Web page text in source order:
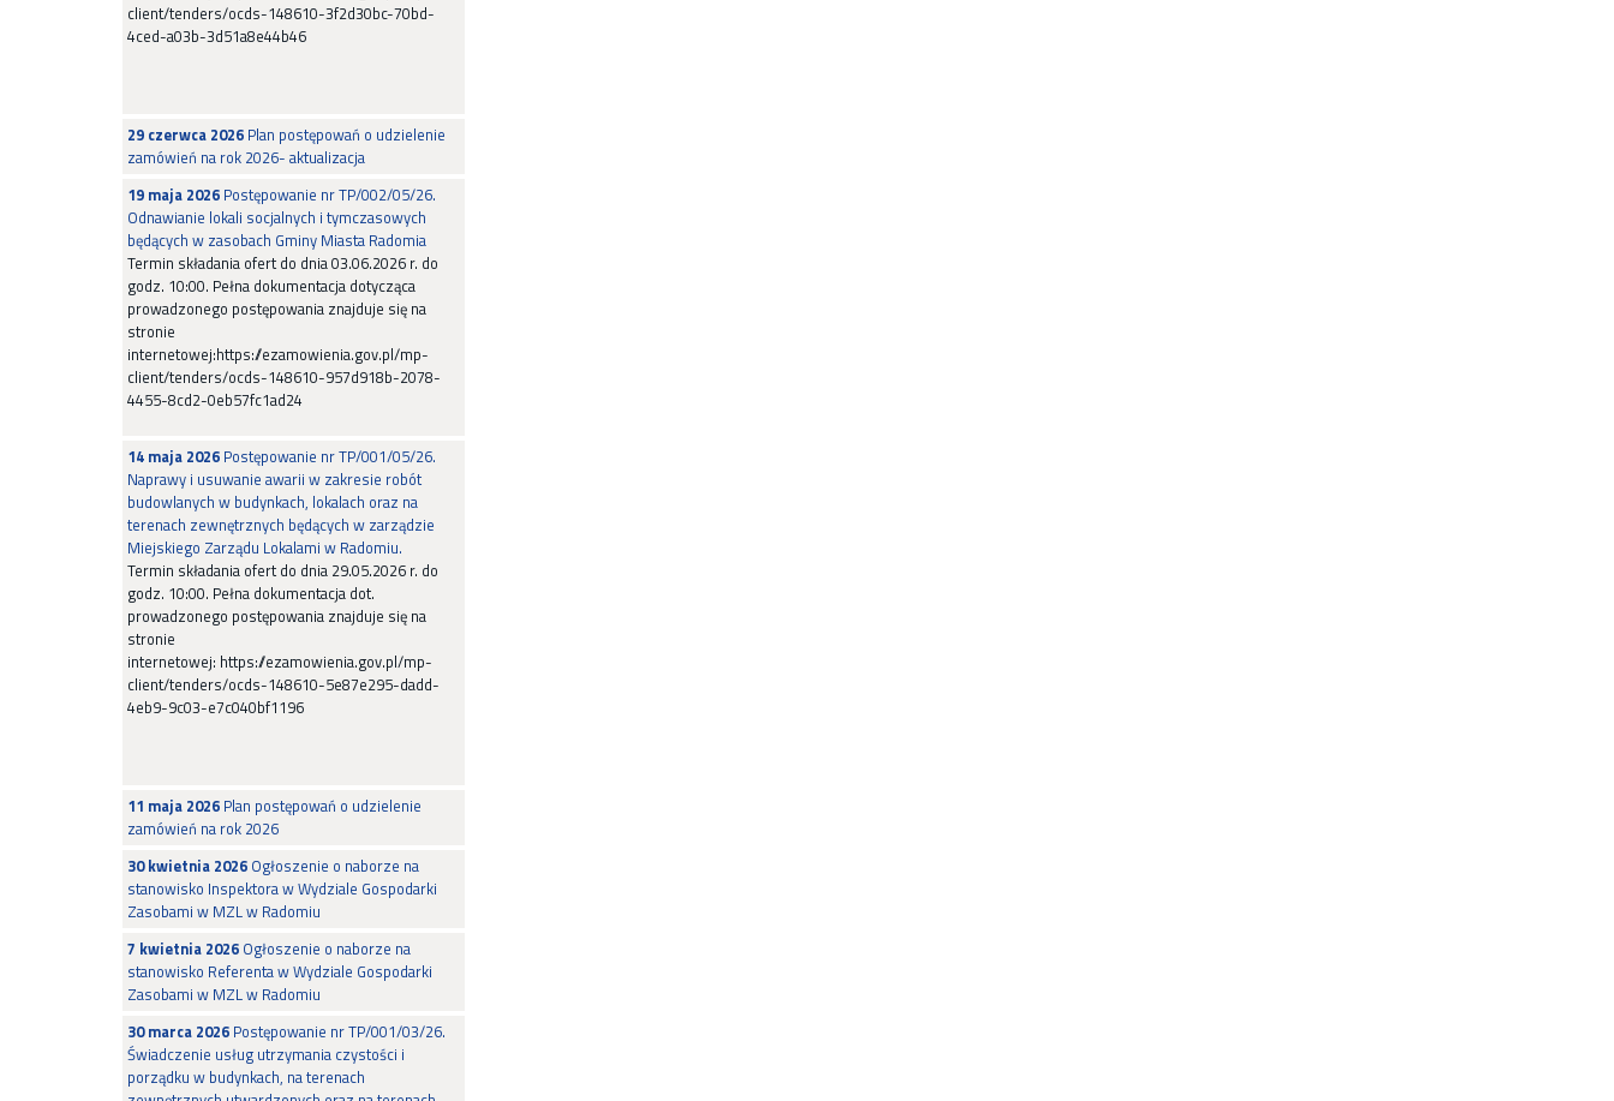
client/tenders/ocds-148610-3f2d30bc-70bd-
4ced-a03b-3d51a8e44b46
29 czerwca 2026 Plan postępowań o udzielenie
zamówień na rok 2026- aktualizacja
19 maja 2026 Postępowanie nr TP/002/05/26.
Odnawianie lokali socjalnych i tymczasowych
będących w zasobach Gminy Miasta Radomia
Termin składania ofert do dnia 03.06.2026 r. do
godz. 10:00. Pełna dokumentacja dotycząca
prowadzonego postępowania znajduje się na
stronie
internetowej:https://ezamowienia.gov.pl/mp-
client/tenders/ocds-148610-957d918b-2078-
4455-8cd2-0eb57fc1ad24
14 maja 2026 Postępowanie nr TP/001/05/26.
Naprawy i usuwanie awarii w zakresie robót
budowlanych w budynkach, lokalach oraz na
terenach zewnętrznych będących w zarządzie
Miejskiego Zarządu Lokalami w Radomiu.
Termin składania ofert do dnia 29.05.2026 r. do
godz. 10:00. Pełna dokumentacja dot.
prowadzonego postępowania znajduje się na
stronie
internetowej: https://ezamowienia.gov.pl/mp-
client/tenders/ocds-148610-5e87e295-dadd-
4eb9-9c03-e7c040bf1196
11 maja 2026 Plan postępowań o udzielenie
zamówień na rok 2026
30 kwietnia 2026 Ogłoszenie o naborze na
stanowisko Inspektora w Wydziale Gospodarki
Zasobami w MZL w Radomiu
7 kwietnia 2026 Ogłoszenie o naborze na
stanowisko Referenta w Wydziale Gospodarki
Zasobami w MZL w Radomiu
30 marca 2026 Postępowanie nr TP/001/03/26.
Świadczenie usług utrzymania czystości i
porządku w budynkach, na terenach